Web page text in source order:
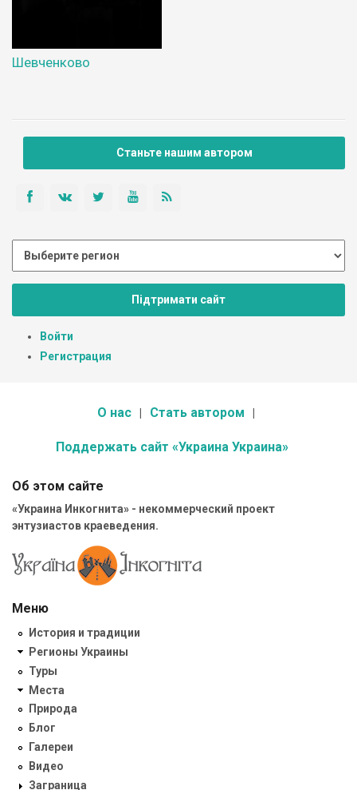
Шевченково
Станьте нашим автором
Підтримати сайт
Войти
Регистрация
О нас Стать автором
Поддержать сайт «Украина Украина»
Об этом сайте
«Украина Инкогнита» - некоммерческий проект
энтузиастов краеведения.
Меню
История и традиции
Регионы Украины
Туры
Места
Природа
Блог
Галереи
Видео
Заграница